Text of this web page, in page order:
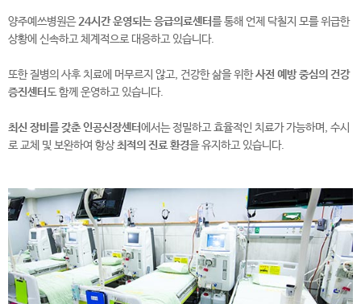
양주예쓰병원은24시간 운영되는 응급의료센터를 통해 언제 닥칠지 모를 위급한
상황에 신속하고 체계적으로 대응하고 있습니다.
또한 질병의 사후 치료에 머무르지 않고, 건강한 삶을 위한사전 예방 중심의 건강
증진센터도 함께 운영하고 있습니다.
최신 장비를 갖춘 인공신장센터에서는 정밀하고 효율적인 치료가 가능하며, 수시
로 교체 및 보완하여 항상최적의 진료 환경을 유지하고 있습니다.